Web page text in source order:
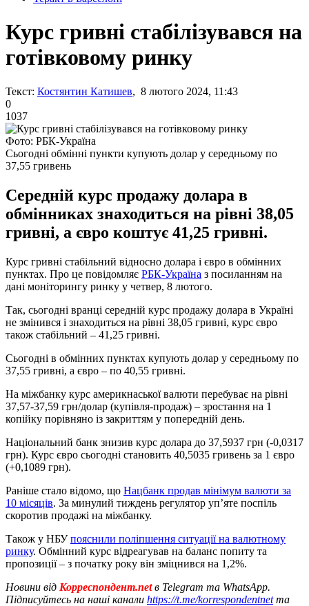
Курс гривні стабілізувався на
готівковому ринку
Текст: Костянтин Катишев, 8 лютого 2024, 11:43
0
1037
Фото: РБК-Україна
Сьогодні обмінні пункти купують долар у середньому по
37,55 гривень
Середній курс продажу долара в
обмінниках знаходиться на рівні 38,05
гривні, а євро коштує 41,25 гривні.
Курс гривні стабільний відносно долара і євро в обмінних
пунктах. Про це повідомляє РБК-Україна з посиланням на
дані моніторингу ринку у четвер, 8 лютого.
Так, сьогодні вранці середній курс продажу долара в Україні
не змінився і знаходиться на рівні 38,05 гривні, курс євро
також стабільний – 41,25 гривні.
Сьогодні в обмінних пунктах купують долар у середньому по
37,55 гривні, а євро – по 40,55 гривні.
На міжбанку курс америкнаської валюти перебуває на рівні
37,57-37,59 грн/долар (купівля-продаж) – зростання на 1
копійку порівняно із закриттям у попередній день.
Національний банк знизив курс долара до 37,5937 грн (-0,0317
грн). Курс євро сьогодні становить 40,5035 гривень за 1 євро
(+0,1089 грн).
Раніше стало відомо, що Нацбанк продав мінімум валюти за
10 місяців. За минулий тиждень регулятор уп’яте поспіль
скоротив продажі на міжбанку.
Також у НБУпояснили поліпшення ситуації на валютному
ринку. Обмінний курс відреагував на баланс попиту та
пропозиції – з початку року він зміцнився на 1,2%.
Новини від Корреспондент.netв Telegram та WhatsApp.
Підписуйтесь на наші канали https://t.me/korrespondentnetта